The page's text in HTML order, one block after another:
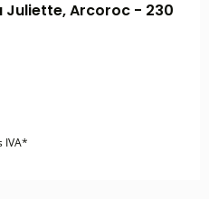
Juliette, Arcoroc - 230
IVA*